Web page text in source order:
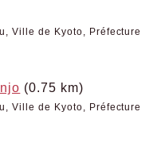
Ville de Kyoto, Préfecture
(0.75 km)
Ville de Kyoto, Préfecture